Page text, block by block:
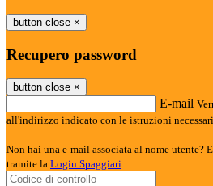
button close ×
Recupero password
button close ×
E-mail
all'indirizzo indicato con le istruzioni
Non hai una e-mail associata al nome utente?
tramite la Login Spaggiari